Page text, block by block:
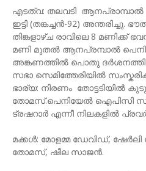
എടത്വ: തലവടി ആനപ്രാമ്പാൽ
ഇട്ടി (തങ്കച്ചൻ-92) അന്തരിച്ചു.
തിങ്കളാഴ്ച രാവിലെ 8 മണിക്ക്
മണി മുതൽ ആനപ്രമ്പാൽ
അങ്കണത്തിൽ പൊതു ദർശനത്തിന്
സഭാ സെമിത്തേരിയിൽ
ഭാര്യ: നിരണം തോട്ടടിയിൽ
തോമസ്.പെനിയേൽ ഐപിസി
ട്രഷറാർ എന്നീ നിലകളിൽ
മക്കൾ: മോളമ്മ ഡേവിഡ്,
തോമസ്, ഷീല സാജൻ.